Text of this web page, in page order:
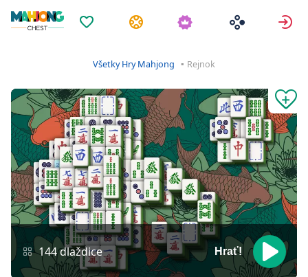
Obľúbené Úlohy
Všetky Hry Mahjong Rejnok
144 dlaždice Hrať!